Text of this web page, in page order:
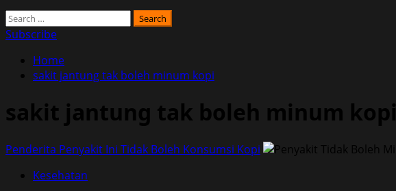
Search
for:
Subscribe
Home
sakit jantung tak boleh minum kopi
sakit jantung tak boleh minum kopi
Penderita Penyakit Ini Tidak Boleh Konsumsi Kopi
Kesehatan